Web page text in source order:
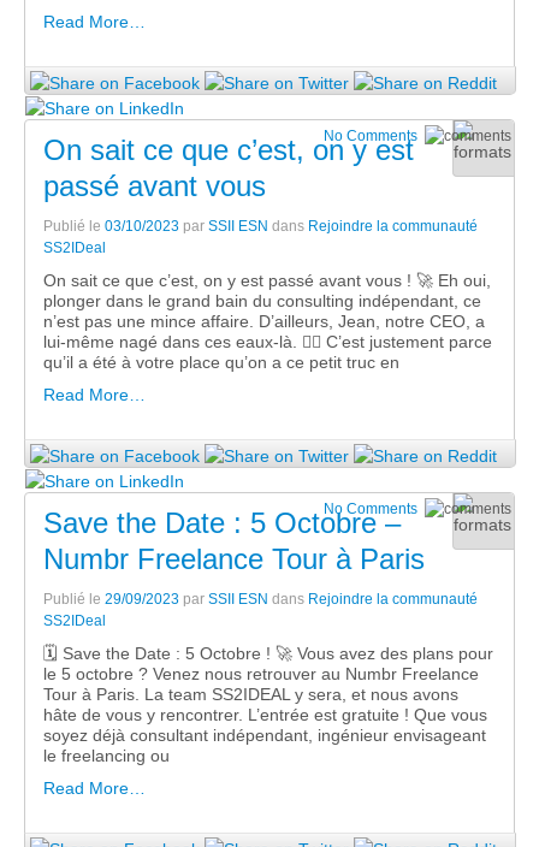
Read More…
No Comments
On sait ce que c’est, on y est
passé avant vous
Publié le 03/10/2023 par SSII ESN dans Rejoindre la communauté
SS2IDeal
On sait ce que c’est, on y est passé avant vous ! 🚀 Eh oui,
plonger dans le grand bain du consulting indépendant, ce
n’est pas une mince affaire. D’ailleurs, Jean, notre CEO, a
lui-même nagé dans ces eaux-là. 🏊‍♂️ C’est justement parce
qu’il a été à votre place qu’on a ce petit truc en
Read More…
No Comments
Save the Date : 5 Octobre –
Numbr Freelance Tour à Paris
Publié le 29/09/2023 par SSII ESN dans Rejoindre la communauté
SS2IDeal
🗓️ Save the Date : 5 Octobre ! 🚀 Vous avez des plans pour
le 5 octobre ? Venez nous retrouver au Numbr Freelance
Tour à Paris. La team SS2IDEAL y sera, et nous avons
hâte de vous y rencontrer. L’entrée est gratuite ! Que vous
soyez déjà consultant indépendant, ingénieur envisageant
le freelancing ou
Read More…